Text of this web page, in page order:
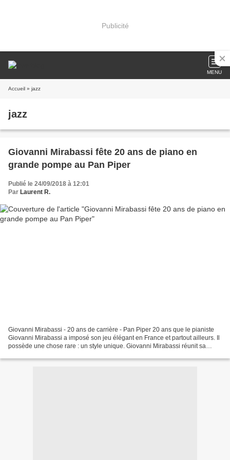
Publicité
MENU
Accueil » jazz
jazz
Giovanni Mirabassi fête 20 ans de piano en
grande pompe au Pan Piper
Publié le 24/09/2018 à 12:01
Par Laurent R.
Giovanni Mirabassi - 20 ans de carrière - Pan Piper 20 ans que le pianiste
Giovanni Mirabassi a imposé son jeu élégant en France et partout ailleurs. Il
possède une chose rare : un style unique. Giovanni Mirabassi réunit sa